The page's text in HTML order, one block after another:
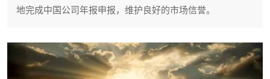
地完成中国公司年报申报，维护良好的市场信誉。